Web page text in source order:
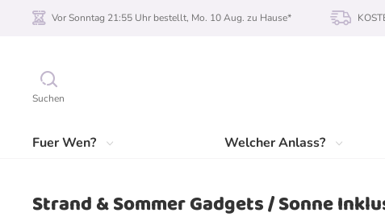
Suchen
Fuer Wen? Welcher Anlass?
Vor Sonntag 21:55 Uhr bestellt, Mo. 10 Aug. zu Hause*
Strand & Sommer Gadgets / Sonne